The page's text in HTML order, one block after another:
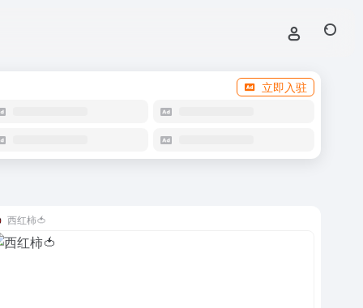
立即入驻
西红柿🍅